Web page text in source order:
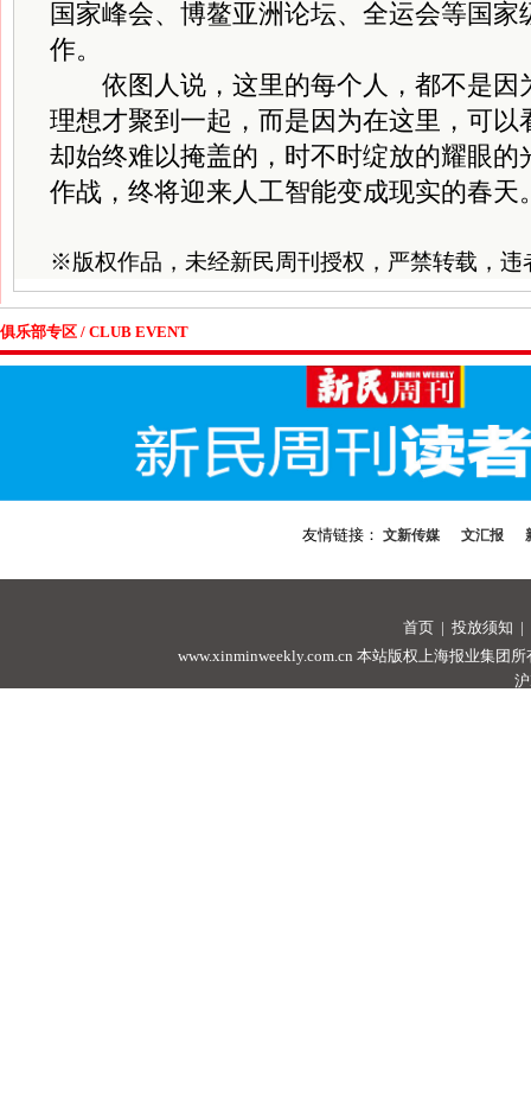
国家峰会、博鳌亚洲论坛、全运会等国
作。
依图人说，这里的每个人，都不是因
理想才聚到一起，而是因为在这里，可以
却始终难以掩盖的，时不时绽放的耀眼的
作战，终将迎来人工智能变成现实的春天
※版权作品，未经新民周刊授权，严禁转载，
俱乐部专区 / CLUB EVENT
友情链接： 文新传媒 文汇报
首页 | 投放须知 |
www.xinminweekly.com.cn 本站版权上海报业集团所